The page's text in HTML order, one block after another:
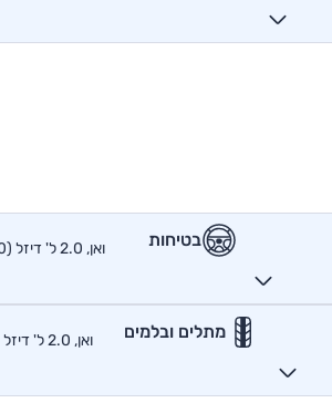
בטיחות
ואן, 2.0 ל' דיזל (130 כ"ס), אוט', ארוך גבוה מסחרי סגור SE
מתלים ובלמים
ואן, 2.0 ל' דיזל (130 כ"ס), אוט', ארוך גבוה מסחרי סגור SE